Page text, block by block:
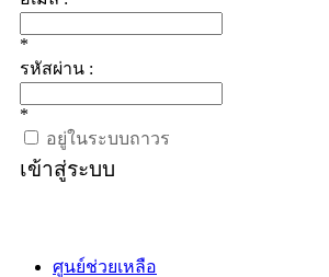
*
รหัสผ่าน :
*
อยู่ในระบบถาวร
เข้าสู่ระบบ
ศูนย์ช่วยเหลือ